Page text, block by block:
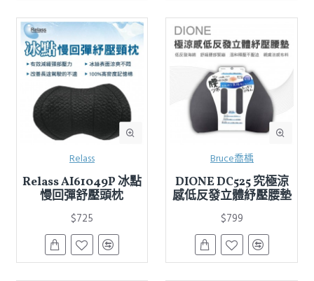
Relass
Relass AI61049P 冰點
慢回彈舒壓頭枕
$725
Bruce喬楀
DIONE DC525 究極涼
感低反發立體紓壓腰墊
$799